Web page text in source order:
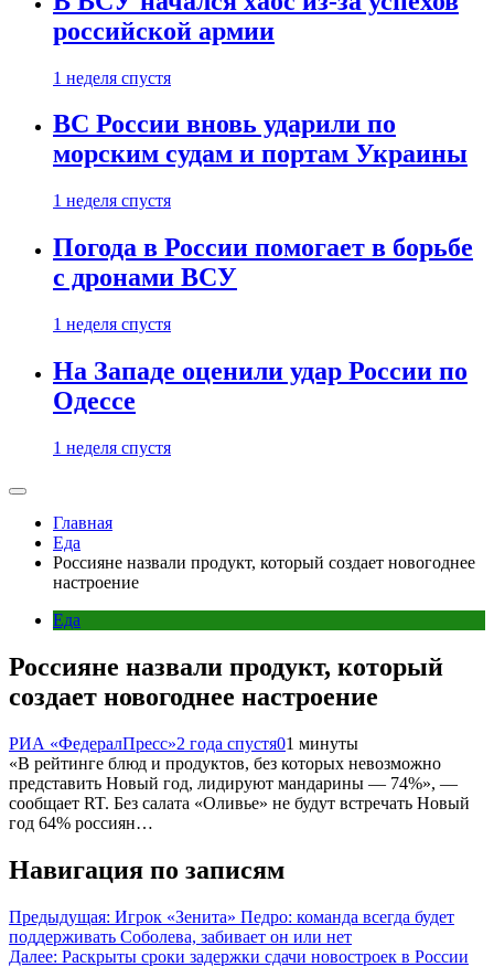
российской армии
1 неделя спустя
ВС России вновь ударили по
морским судам и портам Украины
1 неделя спустя
Погода в России помогает в борьбе
с дронами ВСУ
1 неделя спустя
На Западе оценили удар России по
Одессе
1 неделя спустя
Главная
Еда
Россияне назвали продукт, который создает новогоднее
настроение
Еда
Россияне назвали продукт, который
создает новогоднее настроение
РИА «ФедералПресс»2 года спустя01 минуты
«В рейтинге блюд и продуктов, без которых невозможно
представить Новый год, лидируют мандарины — 74%», —
сообщает RT. Без салата «Оливье» не будут встречать Новый
год 64% россиян…
Навигация по записям
Предыдущая: Игрок «Зенита» Педро: команда всегда будет
поддерживать Соболева, забивает он или нет
Далее: Раскрыты сроки задержки сдачи новостроек в России